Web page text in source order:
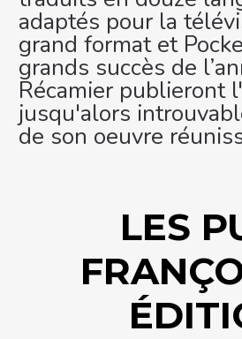
adaptés pour la
grand format et
grands succès de
Récamier publieront
jusqu'alors
de son oeuvre
LES